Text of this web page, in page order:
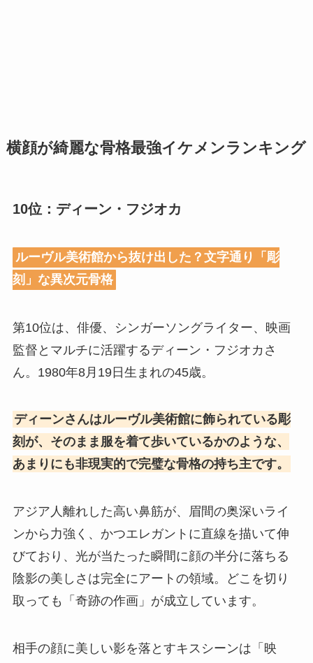
横顔が綺麗な骨格最強イケメンランキング
10位：ディーン・フジオカ
ルーヴル美術館から抜け出した？文字通り「彫
刻」な異次元骨格
第10位は、俳優、シンガーソングライター、映画
監督とマルチに活躍するディーン・フジオカさ
ん。1980年8月19日生まれの45歳。
ディーンさんはルーヴル美術館に飾られている彫
刻が、そのまま服を着て歩いているかのような、
あまりにも非現実的で完璧な骨格の持ち主です。
アジア人離れした高い鼻筋が、眉間の奥深いライ
ンから力強く、かつエレガントに直線を描いて伸
びており、光が当たった瞬間に顔の半分に落ちる
陰影の美しさは完全にアートの領域。どこを切り
取っても「奇跡の作画」が成立しています。
相手の顔に美しい影を落とすキスシーンは「映